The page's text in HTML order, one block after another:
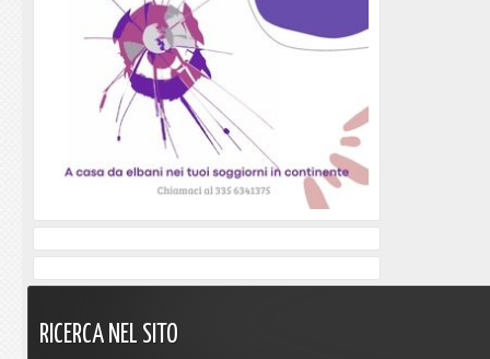
RICERCA NEL SITO